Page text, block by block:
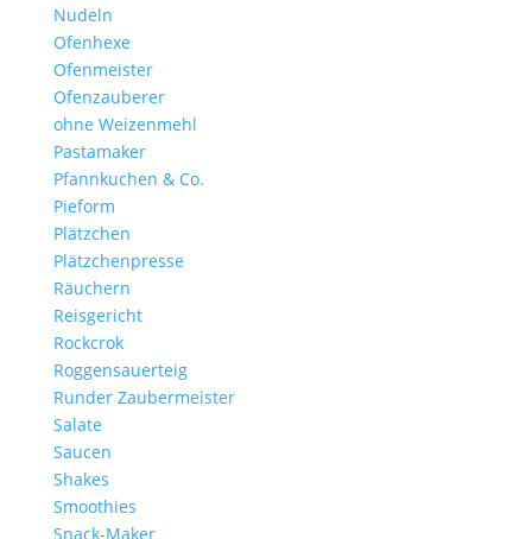
Nudeln
Ofenhexe
Ofenmeister
Ofenzauberer
ohne Weizenmehl
Pastamaker
Pfannkuchen & Co.
Pieform
Plätzchen
Plätzchenpresse
Räuchern
Reisgericht
Rockcrok
Roggensauerteig
Runder Zaubermeister
Salate
Saucen
Shakes
Smoothies
Snack-Maker